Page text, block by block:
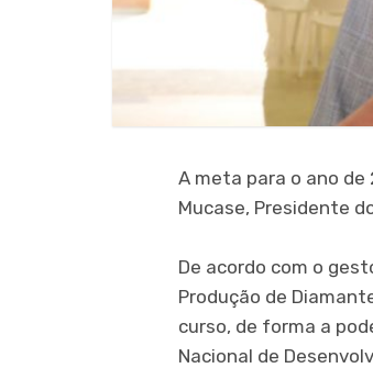
A meta para o ano
Mucase, Presidente
De acordo com o
Produção de
curso, de forma a
Nacional de